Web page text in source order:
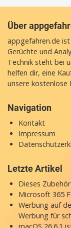
Über
appgefahren.de
Gerüchte und
Technik steht bei
helfen dir, eine
unsere kostenlose
Navigation
Kontakt
Impressum
Letzte Artikel
Dieses
Microsoft 365
Werbung auf
Werbung für